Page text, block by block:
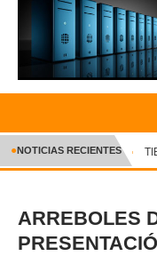
INICIO
CRÓNICA
DEPORTES
●NOTICIAS RECIENTES
ARREBOLES